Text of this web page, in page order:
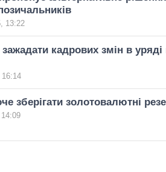
13:22
кадрових змін в уряді
зберігати золотовалютні